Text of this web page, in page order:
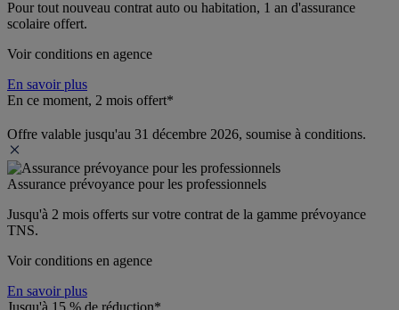
Pour tout nouveau contrat auto ou habitation, 1 an d'assurance
scolaire offert.
Voir conditions en agence
En savoir plus
En ce moment, 2 mois offert*
Offre valable jusqu'au 31 décembre 2026, soumise à conditions.
Assurance prévoyance pour les professionnels
Jusqu'à 2 mois offerts sur votre contrat de la gamme prévoyance
TNS.
Voir conditions en agence
En savoir plus
Jusqu'à 15 % de réduction*